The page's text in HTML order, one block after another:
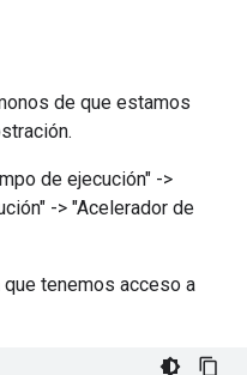
de que estamos
de ejecución" ->
-> "Acelerador de
tenemos acceso a